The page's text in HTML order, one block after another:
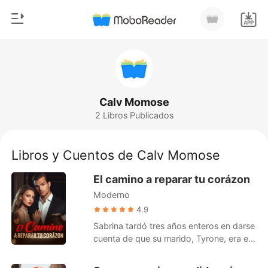
Salir
Instalar APP
Hombre Lobo
Romance
Urbano
Ranking
Calv Momose
2 Libros Publicados
Libros y Cuentos de Calv Momose
El camino a reparar tu corázon
Moderno
4.9
Sabrina tardó tres años enteros en darse
cuenta de que su marido, Tyrone, era el